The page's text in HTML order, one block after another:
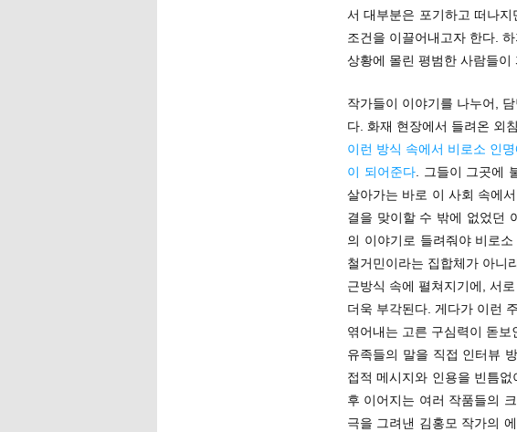
서 대부분은 포기하고 떠나
조건을 이끌어내고자 한다.
상황에 몰린 평범한 사람들이
작가들이 이야기를 나누어,
다. 화재 현장에서 들려온 외
이런 방식 속에서 비로소 인
이 되어준다. 그들이 그곳에
살아가는 바로 이 사회 속에
결을 맞이할 수 밖에 없었던
의 이야기로 들려줘야 비로
철거민이라는 집합체가 아니
근방식 속에 펼쳐지기에, 서
더욱 부각된다. 게다가 이런
엮어내는 고른 구심력이 돋
유족들의 말을 직접 인터뷰
접적 메시지와 인용을 빈틈
후 이어지는 여러 작품들의
극을 그려낸 김홍모 작가의